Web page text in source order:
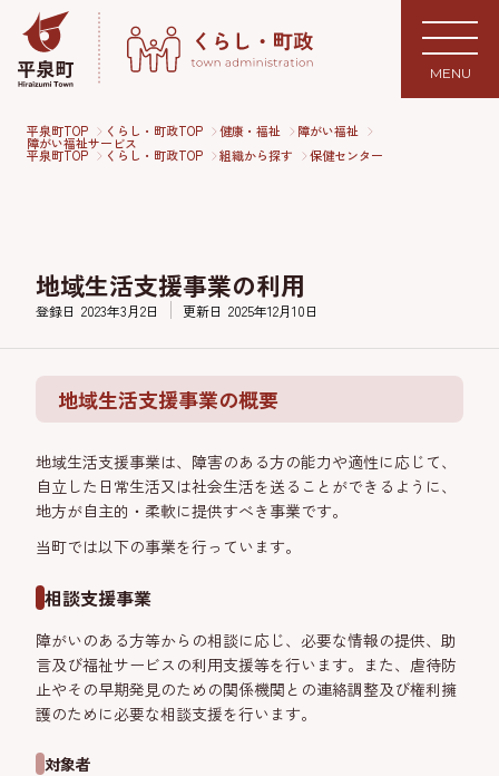
MENU
平泉町TOP くらし・町政TOP 健康・福祉 障がい福祉
障がい福祉サービス
平泉町TOP くらし・町政TOP 組織から探す 保健センター
地域生活支援事業の利用
登録日 2023年3月2日 更新日 2025年12月10日
地域生活支援事業の概要
地域生活支援事業は、障害のある方の能力や適性に応じて、
自立した日常生活又は社会生活を送ることができるように、
地方が自主的・柔軟に提供すべき事業です。
当町では以下の事業を行っています。
相談支援事業
障がいのある方等からの相談に応じ、必要な情報の提供、助
言及び福祉サービスの利用支援等を行います。また、虐待防
止やその早期発見のための関係機関との連絡調整及び権利擁
護のために必要な相談支援を行います。
対象者